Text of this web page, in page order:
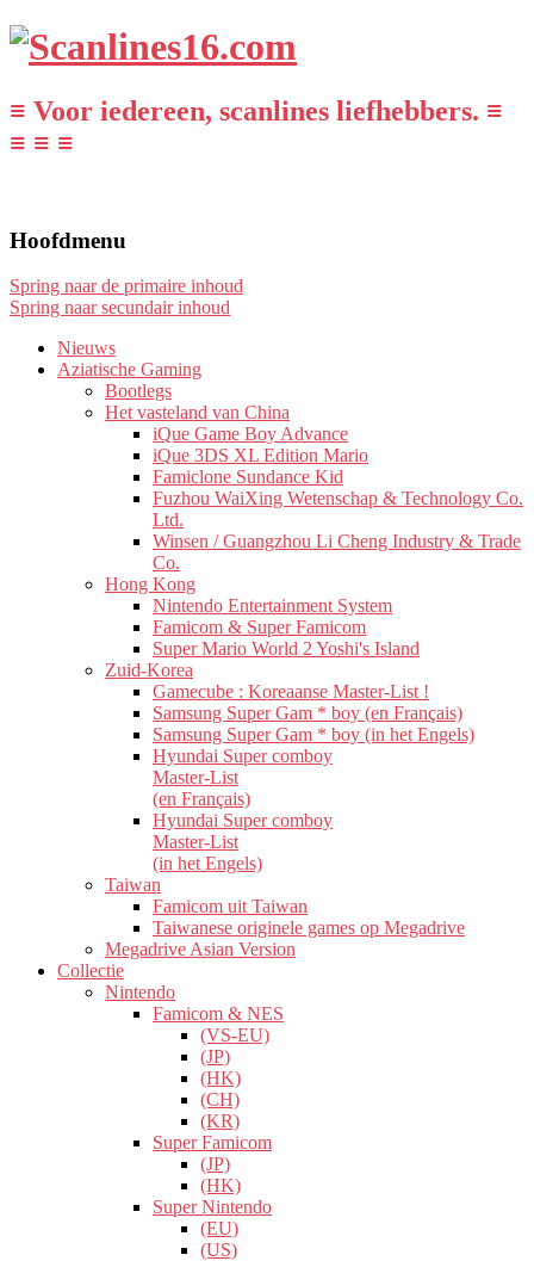
≡ Voor iedereen, scanlines liefhebbers. ≡
≡ ≡ ≡
Hoofdmenu
Spring naar de primaire inhoud
Spring naar secundair inhoud
Nieuws
Aziatische Gaming
Bootlegs
Het vasteland van China
iQue Game Boy Advance
iQue 3DS XL Edition Mario
Famiclone Sundance Kid
Fuzhou WaiXing Wetenschap & Technology Co.
Ltd.
Winsen / Guangzhou Li Cheng Industry & Trade
Co.
Hong Kong
Nintendo Entertainment System
Famicom & Super Famicom
Super Mario World 2 Yoshi's Island
Zuid-Korea
Gamecube : Koreaanse Master-List !
Samsung Super Gam * boy (en Français)
Samsung Super Gam * boy (in het Engels)
Hyundai Super comboy
Master-List
(en Français)
Hyundai Super comboy
Master-List
(in het Engels)
Taiwan
Famicom uit Taiwan
Taiwanese originele games op Megadrive
Megadrive Asian Version
Collectie
Nintendo
Famicom & NES
(VS-EU)
(JP)
(HK)
(CH)
(KR)
Super Famicom
(JP)
(HK)
Super Nintendo
(EU)
(US)